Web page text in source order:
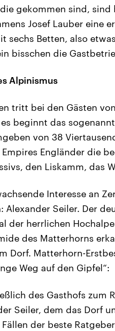
gekommen sind,
Josef Lauber eine
sechs Betten, also
bisschen die
Alpinismus
tritt bei den Gästen
beginnt das
von 38
Engländer die
den Liskamm, das
Interesse an
Alexander Seiler. Der
der herrlichen
des Matterhorns
Dorf. Matterhorn-
Weg auf den Gipfel“:
des Gasthofs zum
Seiler, dem das Dorf
der beste Ratgeber